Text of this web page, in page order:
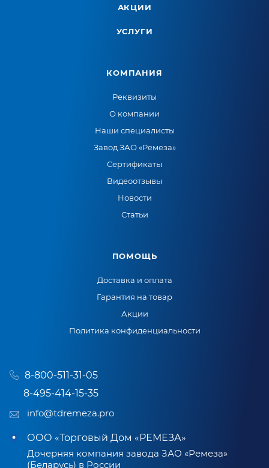
АКЦИИ
УСЛУГИ
КОМПАНИЯ
Реквизиты
О компании
Наши специалисты
Завод ЗАО «Ремеза»
Сертификаты
Видеоотзывы
Новости
Статьи
ПОМОЩЬ
Доставка и оплата
Гарантия на товар
Акции
Политика конфиденциальности
8-800-511-31-05
8-495-414-15-35
info@tdremeza.pro
ООО «Торговый Дом «РЕМЕЗА»
Дочерняя компания завода ЗАО «Ремеза»
(Беларусь) в России